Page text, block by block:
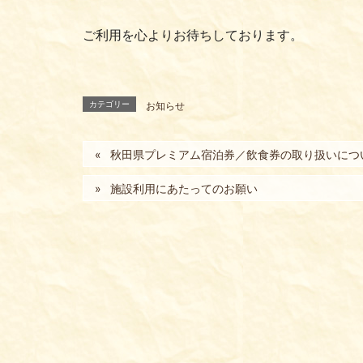
ご利用を心よりお待ちしております。
カテゴリー お知らせ
秋田県プレミアム宿泊券／飲食券の取り扱いにつ
施設利用にあたってのお願い